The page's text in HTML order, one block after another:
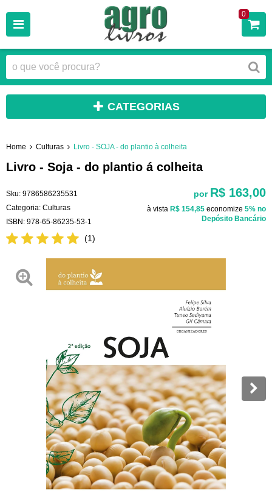
0
CATEGORIAS
Home Culturas Livro - SOJA - do plantio à colheita
Livro - Soja - do plantio á colheita
Sku: 9786586235531
Categoria: Culturas
ISBN: 978-65-86235-53-1
(1)
por R$ 163,00
à vista R$ 154,85 economize 5% no
Depósito Bancário